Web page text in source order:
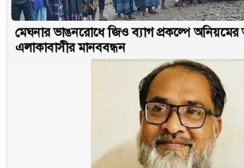
মেঘনার ভাঙনরোধে জিও ব্যাগ প্রকল্পে
এলাকাবাসীর মানববন্ধন